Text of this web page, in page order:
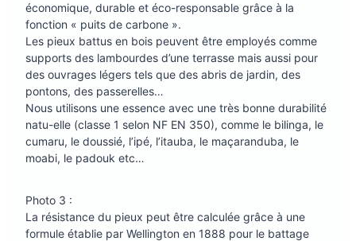
économique, durable et éco-responsable grâce à la
fonction « puits de carbone ».
Les pieux battus en bois peuvent être employés comme
supports des lambourdes d’une terrasse mais aussi pour
des ouvrages légers tels que des abris de jardin, des
pontons, des passerelles…
Nous utilisons une essence avec une très bonne durabilité
natu-elle (classe 1 selon NF EN 350), comme le bilinga, le
cumaru, le doussié, l’ipé, l’itauba, le maçaranduba, le
moabi, le padouk etc…
Photo 3 :
La résistance du pieux peut être calculée grâce à une
formule établie par Wellington en 1888 pour le battage